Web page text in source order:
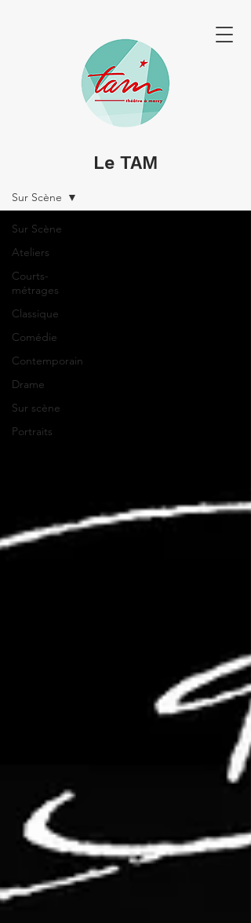
SPECTACLES & PORTRAITS
Sur Scène
Ateliers
Courts-
métrages
Classique
Comédie
Contemporain
Drame
Sur scène
Portraits
Sur Scène
Le TAM